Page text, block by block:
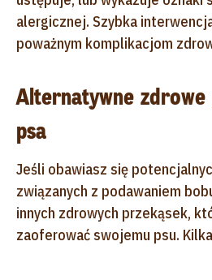
alergicznej. Szybka
poważnym komplikacjom
Alternatywne
psa
Jeśli obawiasz się
związanych z podawaniem
innych zdrowych przekąsek,
zaoferować swojemu psu.